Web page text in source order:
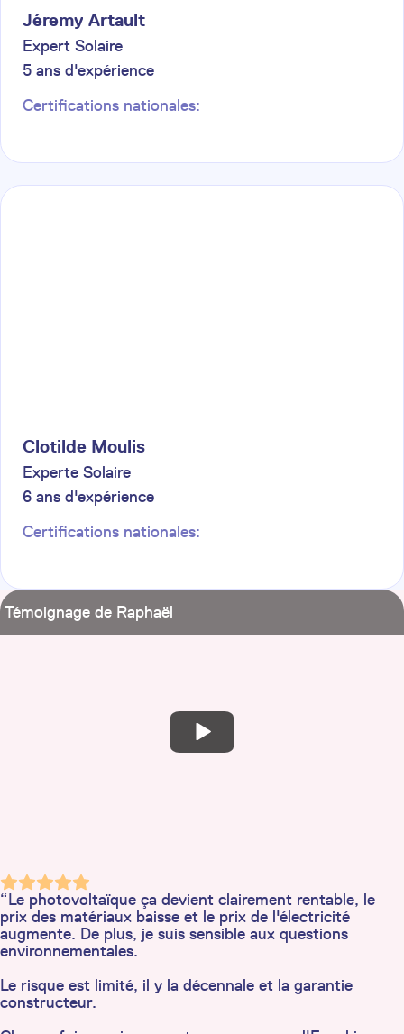
Jéremy Artault
Expert Solaire
5 ans d'expérience
Certifications nationales:
Clotilde Moulis
Experte Solaire
6 ans d'expérience
Certifications nationales:
Témoignage de Raphaël
“Le photovoltaïque ça devient clairement rentable, le
prix des matériaux baisse et le prix de l'électricité
augmente. De plus, je suis sensible aux questions
environnementales.
Le risque est limité, il y la décennale et la garantie
constructeur.